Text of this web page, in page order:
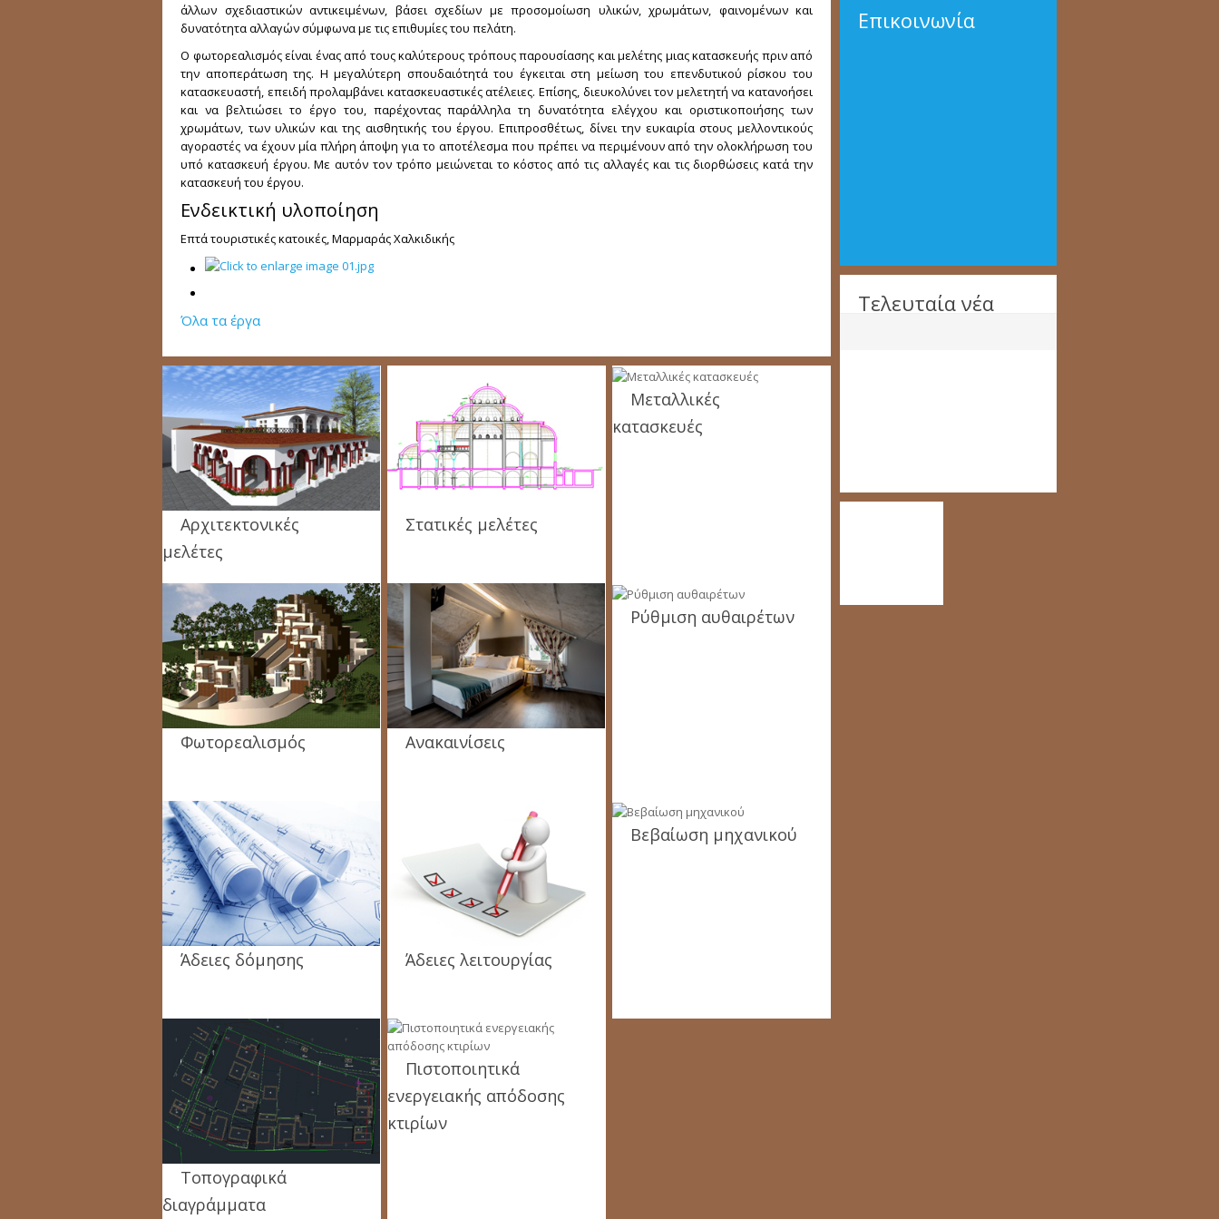
άλλων σχεδιαστικών αντικειμένων, βάσει σχεδίων με προσομοίωση υλικών, χρωμάτων, φαινομένων και
δυνατότητα αλλαγών σύμφωνα με τις επιθυμίες του πελάτη.
Ο φωτορεαλισμός είναι ένας από τους καλύτερους τρόπους παρουσίασης και μελέτης μιας κατασκευής πριν από
την αποπεράτωση της. Η μεγαλύτερη σπουδαιότητά του έγκειται στη μείωση του επενδυτικού ρίσκου του
κατασκευαστή, επειδή προλαμβάνει κατασκευαστικές ατέλειες. Επίσης, διευκολύνει τον μελετητή να κατανοήσει
και να βελτιώσει το έργο του, παρέχοντας παράλληλα τη δυνατότητα ελέγχου και οριστικοποιήσης των
χρωμάτων, των υλικών και της αισθητικής του έργου. Επιπροσθέτως, δίνει την ευκαιρία στους μελλοντικούς
αγοραστές να έχουν μία πλήρη άποψη για το αποτέλεσμα που πρέπει να περιμένουν από την ολοκλήρωση του
υπό κατασκευή έργου. Με αυτόν τον τρόπο μειώνεται το κόστος από τις αλλαγές και τις διορθώσεις κατά την
κατασκευή του έργου.
Ενδεικτική υλοποίηση
Επτά τουριστικές κατοικές, Μαρμαράς Χαλκιδικής
Όλα τα έργα
Αρχιτεκτονικές
μελέτες
Φωτορεαλισμός
Άδειες δόμησης
Τοπογραφικά
διαγράμματα
Στατικές μελέτες
Ανακαινίσεις
Άδειες λειτουργίας
Πιστοποιητικά
ενεργειακής απόδοσης
κτιρίων
Μεταλλικές
κατασκευές
Ρύθμιση αυθαιρέτων
Βεβαίωση μηχανικού
Επικοινωνία
Τελευταία νέα